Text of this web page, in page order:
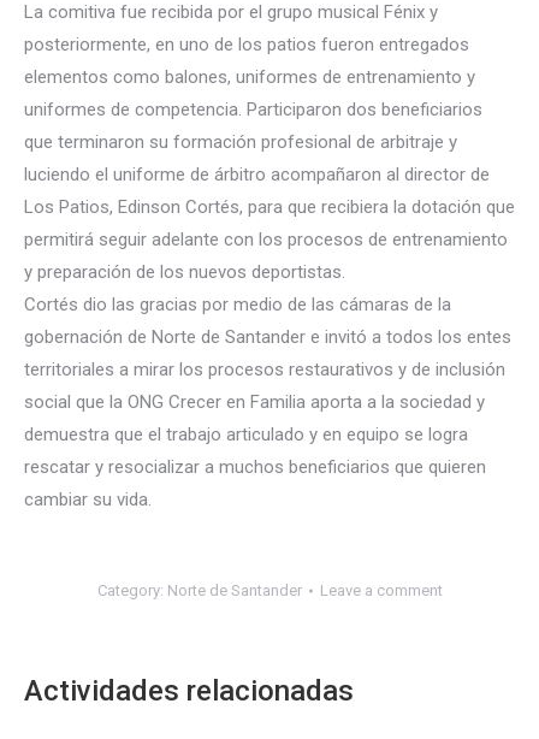
La comitiva fue recibida por el grupo musical Fénix y
posteriormente, en uno de los patios fueron entregados
elementos como balones, uniformes de entrenamiento y
uniformes de competencia. Participaron dos beneficiarios
que terminaron su formación profesional de arbitraje y
luciendo el uniforme de árbitro acompañaron al director de
Los Patios, Edinson Cortés, para que recibiera la dotación que
permitirá seguir adelante con los procesos de entrenamiento
y preparación de los nuevos deportistas.
Cortés dio las gracias por medio de las cámaras de la
gobernación de Norte de Santander e invitó a todos los entes
territoriales a mirar los procesos restaurativos y de inclusión
social que la ONG Crecer en Familia aporta a la sociedad y
demuestra que el trabajo articulado y en equipo se logra
rescatar y resocializar a muchos beneficiarios que quieren
cambiar su vida.
Category: Norte de Santander Leave a comment
Actividades relacionadas